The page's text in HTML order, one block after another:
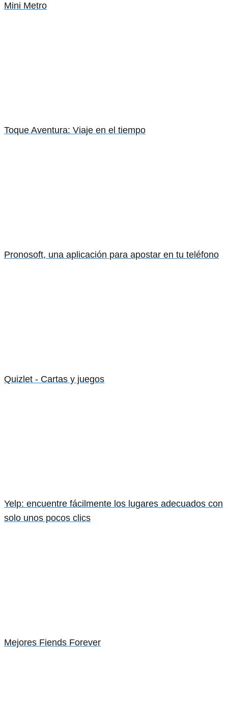
Mini Metro
Toque Aventura: Viaje en el tiempo
Pronosoft, una aplicación para apostar en tu teléfono
Quizlet - Cartas y juegos
Yelp: encuentre fácilmente los lugares adecuados con
solo unos pocos clics
Mejores Fiends Forever